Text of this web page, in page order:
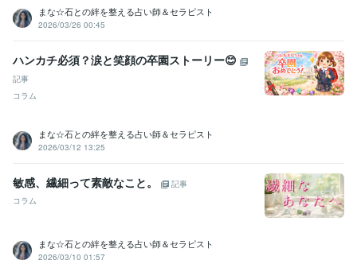
まな☆石との絆を整える占い師＆セラピスト
2026/03/26 00:45
ハンカチ必須？涙と笑顔の卒園ストーリー😊
記事
コラム
まな☆石との絆を整える占い師＆セラピスト
2026/03/12 13:25
敏感、繊細って素敵なこと。
記事
コラム
まな☆石との絆を整える占い師＆セラピスト
2026/03/10 01:57